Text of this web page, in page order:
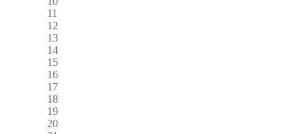
11
12
13
14
15
16
17
18
19
20